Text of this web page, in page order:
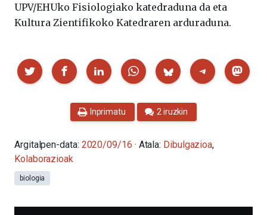
UPV/EHUko Fisiologiako katedraduna da eta
Kultura Zientifikoko Katedraren arduraduna.
Partekatu
Inprimatu 2 iruzkin
Argitalpen-data: 2020/09/16 · Atala: Dibulgazioa,
Kolaborazioak
biologia